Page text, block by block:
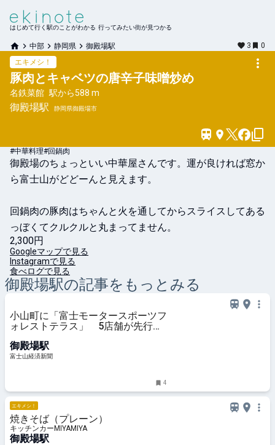
はじめて行く駅のことがわかる 行ってみたい街が見つかる
中部 静岡県 御殿場駅 3
0
エキメシ！
豚肉とキャベツの唐辛子味噌炒め
名鉄菜館 駅から588 m
御殿場駅 静岡県御殿場市
#中華料理#回鍋肉
御殿場のちょっといい中華屋さんです。運が良ければ窓か
ら富士山がどどーんと見えます。
回鍋肉の豚肉はちゃんと火を通してからスライスしてある
っぼくてクルクルと丸まってません。
2,300円
Googleマップで見る
Instagramで見る
食べログで見る
御殿場駅の記事をもっとみる
小山町に「富士モータースポーツフ
ォレストテラス」 5店舗が先行開
御殿場駅
富士山経済新聞
4
エキメシ！
焼きそば（プレーン）
キッチンカーMIYAMIYA
御殿場駅